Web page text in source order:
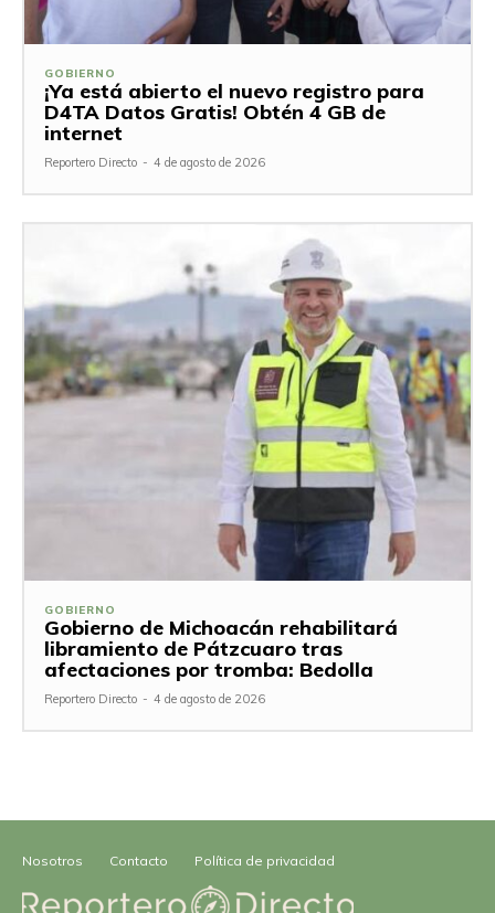
GOBIERNO
¡Ya está abierto el nuevo registro para
D4TA Datos Gratis! Obtén 4 GB de
internet
Reportero Directo - 4 de agosto de 2026
GOBIERNO
Gobierno de Michoacán rehabilitará
libramiento de Pátzcuaro tras
afectaciones por tromba: Bedolla
Reportero Directo - 4 de agosto de 2026
Nosotros Contacto Política de privacidad